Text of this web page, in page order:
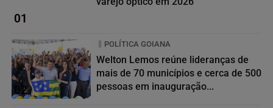
01
02
POLÍTICA GOIANA
Welton Lemos reúne lideranças de
mais de 70 municípios e cerca de 500
pessoas em inauguração...